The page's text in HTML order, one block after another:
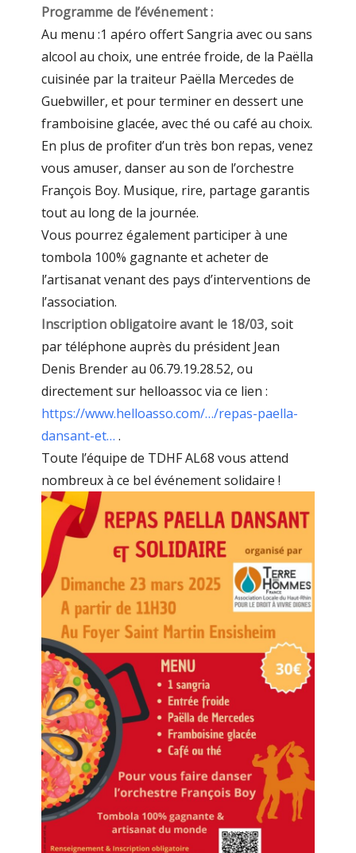
Programme de l’événement :
Au menu :1 apéro offert Sangria avec ou sans
alcool au choix, une entrée froide, de la Paëlla
cuisinée par la traiteur Paëlla Mercedes de
Guebwiller, et pour terminer en dessert une
framboisine glacée, avec thé ou café au choix.
En plus de profiter d’un très bon repas, venez
vous amuser, danser au son de l’orchestre
François Boy. Musique, rire, partage garantis
tout au long de la journée.
Vous pourrez également participer à une
tombola 100% gagnante et acheter de
l’artisanat venant des pays d’interventions de
l’association.
Inscription obligatoire avant le 18/03, soit
par téléphone auprès du président Jean
Denis Brender au 06.79.19.28.52, ou
directement sur helloassoc via ce lien :
https://www.helloasso.com/…/repas-paella-
dansant-et… .
Toute l’équipe de TDHF AL68 vous attend
nombreux à ce bel événement solidaire !